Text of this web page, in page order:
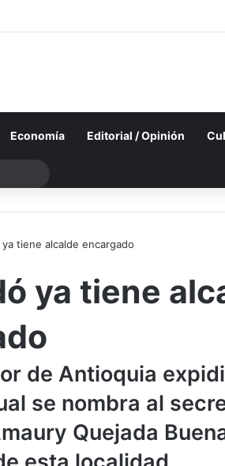
Economía Editorial / Opinión
tiene alcalde encargado
ya tiene
de Antioquia
se nombra al
Quejada